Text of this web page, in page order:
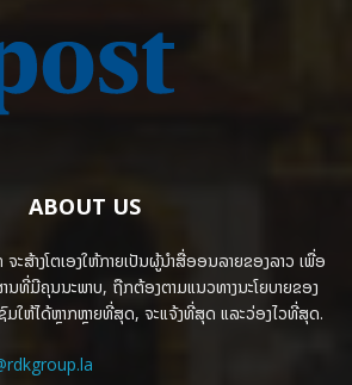
ABOUT US
ສ້າງໂຕເອງໃຫ້ກາຍເປັນຜູ້ນຳສື່ອອນລາຍຂອງລາວ ເພື່ອ
ນທີ່ມີຄຸນນະພາບ, ຖືກຕ້ອງຕາມແນວທາງນະໂຍບາຍຂອງ
ໃຫ້ໄດ້ຫຼາກຫຼາຍທີ່ສຸດ, ຈະແຈ້ງທີ່ສຸດ ແລະວ່ອງໄວທີ່ສຸດ.